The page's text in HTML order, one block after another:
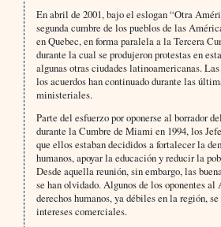
En abril de 2001, bajo el eslogan “Otra
segunda cumbre de los pueblos de las
en Quebec, en forma paralela a la Tercera
durante la cual se produjeron protestas en
algunas otras ciudades latinoamericanas.
los acuerdos han continuado durante las
ministeriales.
Parte del esfuerzo por oponerse al borrador
durante la Cumbre de Miami en 1994, los
que ellos estaban decididos a fortalecer la
humanos, apoyar la educación y reducir la
Desde aquella reunión, sin embargo, las
se han olvidado. Algunos de los oponentes
derechos humanos, ya débiles en la región,
intereses comerciales.